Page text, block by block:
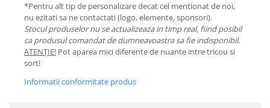
*Pentru alt tip de personalizare decat cel mentionat de noi,
nu ezitati sa ne contactati (logo, elemente, sponsori).
Stocul produselor nu se actualizeaza in timp real, fiind posibil
ca produsul comandat de dumneavoastra sa fie indisponibil.
ATENȚIE! Pot aparea mici diferente de nuante intre tricou si
sort!
Informatii conformitate produs